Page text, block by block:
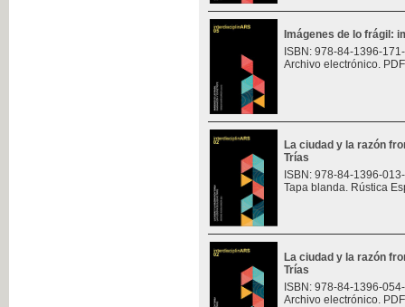
Imágenes de lo frágil:
ISBN: 978-84-1396-
Archivo electrónico.
La ciudad y la razón
Trías
ISBN: 978-84-1396-
Tapa blanda. Rústica
La ciudad y la razón
Trías
ISBN: 978-84-1396-
Archivo electrónico.